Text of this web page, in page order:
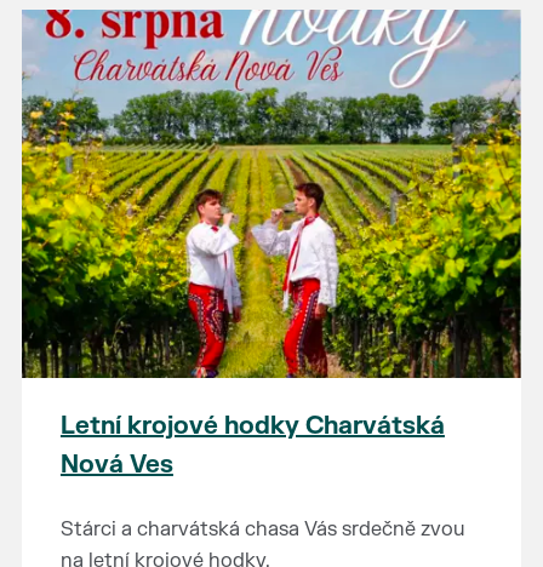
Letní krojové hodky Charvátská
Nová Ves
Stárci a charvátská chasa Vás srdečně zvou
na letní krojové hodky.